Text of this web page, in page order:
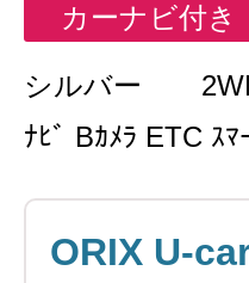
カーナビ付き
シルバー
ﾅﾋﾞ Bｶﾒﾗ ETC ｽﾏ
ORIX U-